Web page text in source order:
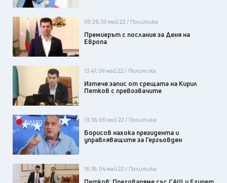
09:26, 09 май 22 / Политика
Премиерът с послание за Деня на
Европа
13:47, 06 май 22 / Политика
Изтече запис от срещата на Кирил
Петков с превозвачите
ВИДЕО 13:36, 06 май 22 / Политика
Борисов нахока президента и
управляващите за Гергьовден
16:39, 04 май 22 / Политика